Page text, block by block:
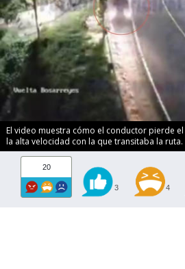
El video muestra cómo el conductor pierde
la alta velocidad con la que transitaba la
20
3 4